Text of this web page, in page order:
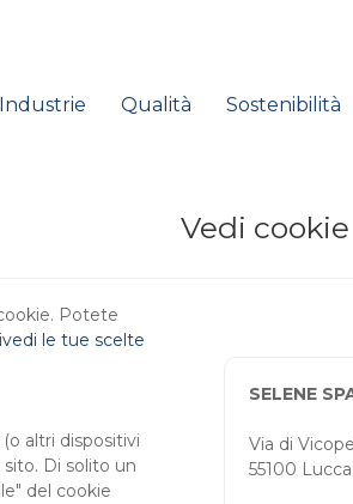
Industrie Qualità Sostenibilità
Vedi
Potete
le tue scelte
altri dispositivi
Di solito un
del cookie
SELENE
Via di
55100